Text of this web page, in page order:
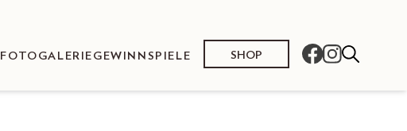
FOTOGALERIE GEWINNSPIELE SHOP